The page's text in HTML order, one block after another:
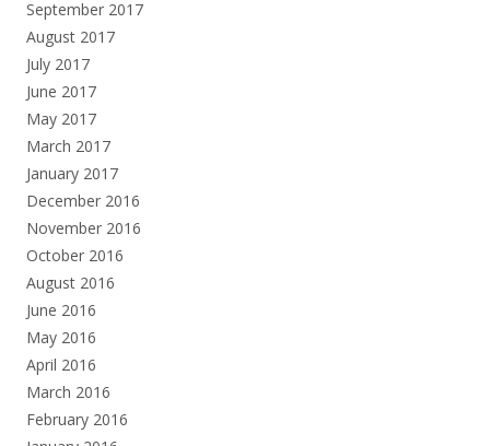
September 2017
August 2017
July 2017
June 2017
May 2017
March 2017
January 2017
December 2016
November 2016
October 2016
August 2016
June 2016
May 2016
April 2016
March 2016
February 2016